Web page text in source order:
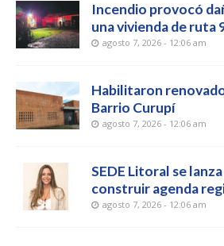
Incendio provocó
una vivienda de ruta
agosto 7, 2026 - 12:06 am
Habilitaron
Barrio Curupí
agosto 7, 2026 - 12:06 am
SEDE Litoral se
construir agenda
agosto 7, 2026 - 12:06 am